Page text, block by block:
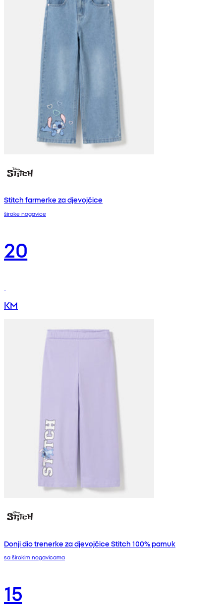
Stitch farmerke za djevojčice
široke nogavice
20
KM
Donji dio trenerke za djevojčice Stitch 100% pamuk
sa širokim nogavicama
15